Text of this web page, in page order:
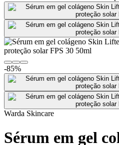
+de 36.000 reviews
-85%
Warda Skincare
Sérum em gel